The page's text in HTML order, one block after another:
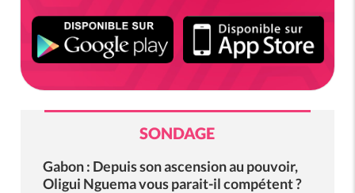
SONDAGE
Gabon : Depuis son ascension au pouvoir,
Oligui Nguema vous parait-il compétent ?